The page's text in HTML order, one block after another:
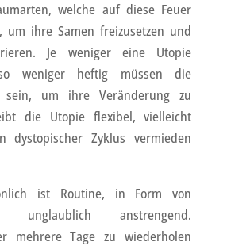
welche auf diese Feuer
um ihre Samen freizusetzen und
Je weniger eine Utopie
weniger heftig müssen die
sein, um ihre Veränderung zu
die Utopie flexibel, vielleicht
dystopischer Zyklus vermieden
ist Routine, in Form von
unglaublich anstrengend.
mehrere Tage zu wiederholen